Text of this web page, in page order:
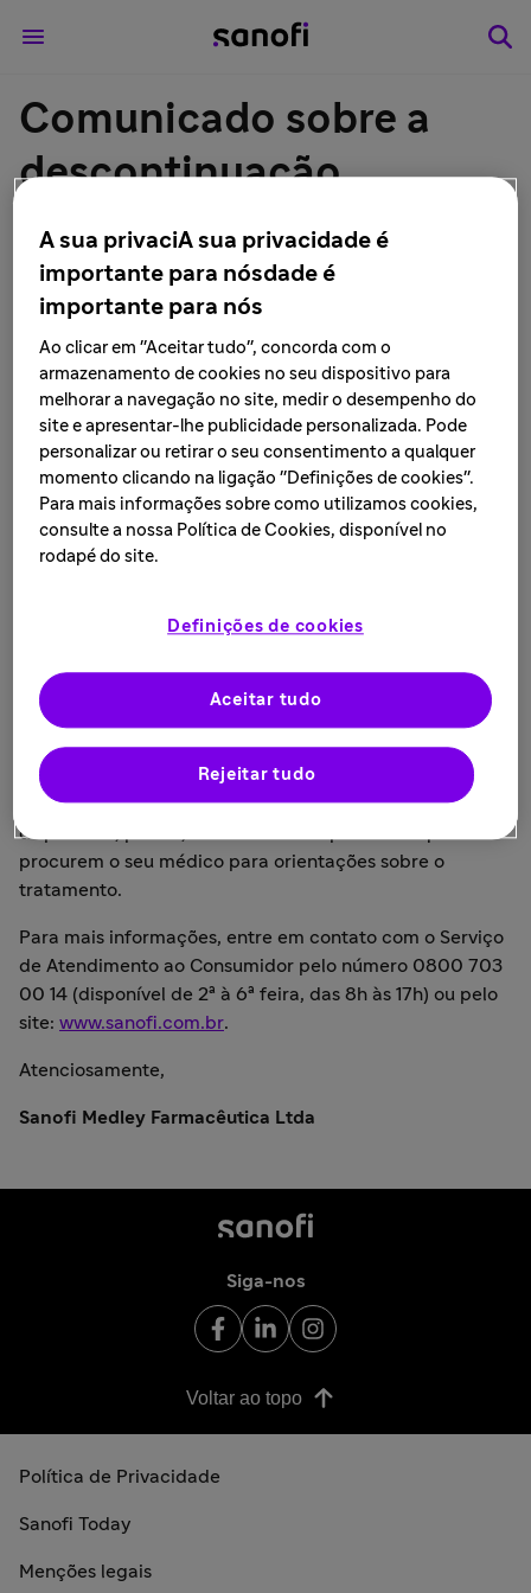
Comunicado sobre a
descontinuação
definitiva da fabricação
do produto PROFENID®
gel - Sanofi no Brasil
LEIA MAIS • 12 de março de 2021
São Paulo, 12 de março de 2021— A Sanofi informa que
protocolou em 08/03/2021, perante a Agência Nacional
de Vigilância Sanitária (ANVISA), a descontinuação
definitiva da fabricação do medicamento PROFENID®
especificamente à apresentação PROFENID® gel,
indicado para uso tópico, sem impactar as outras
apresentações disponíveis deste produto, que
continuarão a ser comercializadas normalmente.
A Sanofi informa que existem alternativas terapêuticas
disponíveis, porém, recomenda aos pacientes que
procurem o seu médico para orientações sobre o
tratamento.
Para mais informações, entre em contato com o Serviço
de Atendimento ao Consumidor pelo número 0800 703
00 14 (disponível de 2ª à 6ª feira, das 8h às 17h) ou pelo
site: www.sanofi.com.br.
Atenciosamente,
Sanofi Medley Farmacêutica Ltda
Siga-nos
Voltar ao topo
Política de Privacidade
Sanofi Today
Menções legais
A sua privaciA sua privacidade é
importante para nósdade é
importante para nós
Ao clicar em "Aceitar tudo", concorda com o
armazenamento de cookies no seu dispositivo para
melhorar a navegação no site, medir o desempenho do
site e apresentar-lhe publicidade personalizada. Pode
personalizar ou retirar o seu consentimento a qualquer
momento clicando na ligação "Definições de cookies".
Para mais informações sobre como utilizamos cookies,
consulte a nossa Política de Cookies, disponível no
rodapé do site.
Definições de cookies
Rejeitar tudo
Aceitar tudo